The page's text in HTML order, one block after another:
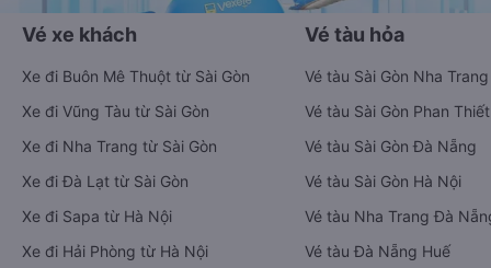
Vé xe khách
Xe đi Buôn Mê Thuột từ Sài Gòn
Xe đi Vũng Tàu từ Sài Gòn
Xe đi Nha Trang từ Sài Gòn
Xe đi Đà Lạt từ Sài Gòn
Xe đi Sapa từ Hà Nội
Xe đi Hải Phòng từ Hà Nội
Vé tàu hỏa
Vé tàu Sài Gòn Nha Trang
Vé tàu Sài Gòn Phan Thiết
Vé tàu Sài Gòn Đà Nẵng
Vé tàu Sài Gòn Hà Nội
Vé tàu Nha Trang Đà
Vé tàu Đà Nẵng Huế